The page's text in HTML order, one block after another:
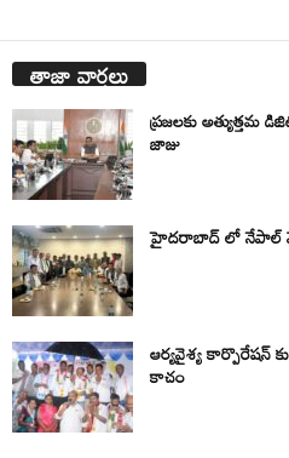
తాజా వార్తలు
ప్రజలకు
జాజు
హైదరాబాద్ లో నేపాల్
ఆర్యవైశ్య కార్పొరేషన్
కాచం